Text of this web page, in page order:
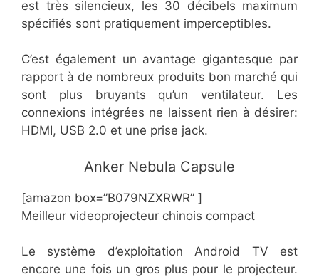
est très silencieux, les 30 décibels maximum
spécifiés sont pratiquement imperceptibles.
C’est également un avantage gigantesque par
rapport à de nombreux produits bon marché qui
sont plus bruyants qu’un ventilateur. Les
connexions intégrées ne laissent rien à désirer:
HDMI, USB 2.0 et une prise jack.
​​​​​Anker Nebula Capsule
[amazon box=”B079NZXRWR” ]
Meilleur videoprojecteur chinois compact
Le système d’exploitation Android TV est
encore une fois un gros plus pour le projecteur.